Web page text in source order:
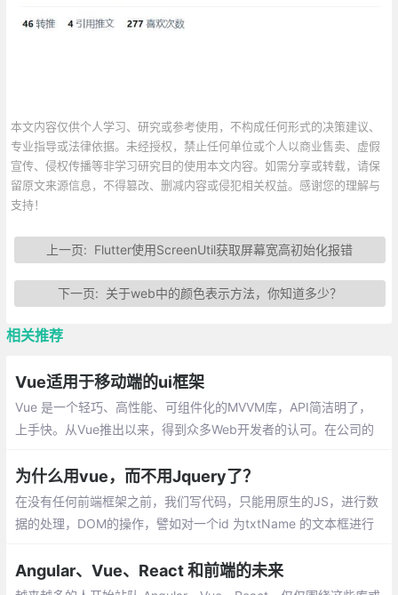
本文内容仅供个人学习、研究或参考使用，不构成任何形式的决策建议、
专业指导或法律依据。未经授权，禁止任何单位或个人以商业售卖、虚假
宣传、侵权传播等非学习研究目的使用本文内容。如需分享或转载，请保
留原文来源信息，不得篡改、删减内容或侵犯相关权益。感谢您的理解与
支持！
上一页: Flutter使用ScreenUtil获取屏幕宽高初始化报错
下一页: 关于web中的颜色表示方法，你知道多少？
相关推荐
Vue适用于移动端的ui框架
Vue 是一个轻巧、高性能、可组件化的MVVM库，API简洁明了，
上手快。从Vue推出以来，得到众多Web开发者的认可。在公司的
并投入正式使用
为什么用vue，而不用Jquery了？
在没有任何前端框架之前，我们写代码，只能用原生的JS，进行数
据的处理，DOM的操作，譬如对一个id 为txtName 的文本框进行
就是金钱的年代，显然不是很好的方式。
Angular、Vue、React 和前端的未来